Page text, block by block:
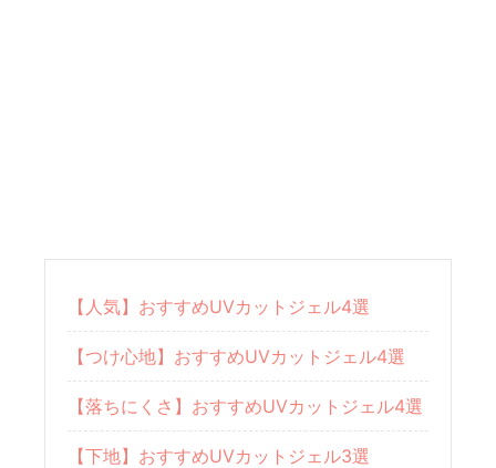
【人気】おすすめUVカットジェル4選
【つけ心地】おすすめUVカットジェル4選
【落ちにくさ】おすすめUVカットジェル4選
【下地】おすすめUVカットジェル3選